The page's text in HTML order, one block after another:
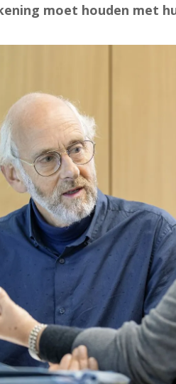
moet houden met